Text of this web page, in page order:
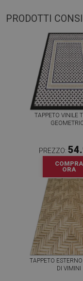
PRODOTTI
TAPPETO VINILE
PREZZO:
COMPRA
ORA
TAPPETO
DI VIMINI